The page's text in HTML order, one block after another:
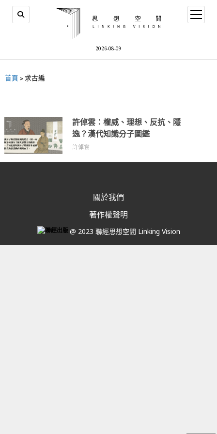
2026-08-09
首頁 >求古編
許倬雲：權威、理想、反抗、隱
逸？漢代知識分子圖鑑
許倬雲
關於我們
著作權聲明
@ 2023 聯經思想空間 Linking Vision